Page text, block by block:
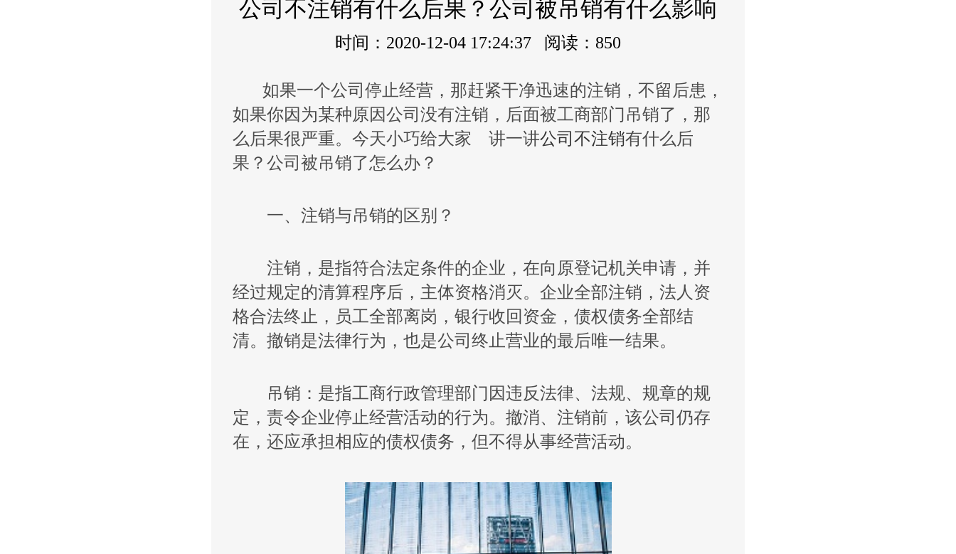
公司不注销有什么后果？公司被吊销有什么影响
时间：2020-12-04 17:24:37 阅读：850
如果一个公司停止经营，那赶紧干净迅速的注销，不留后患，
如果你因为某种原因公司没有注销，后面被工商部门吊销了，那
么后果很严重。今天小巧给大家 讲一讲公司不注销有什么后
果？公司被吊销了怎么办？
一、注销与吊销的区别？
注销，是指符合法定条件的企业，在向原登记机关申请，并
经过规定的清算程序后，主体资格消灭。企业全部注销，法人资
格合法终止，员工全部离岗，银行收回资金，债权债务全部结
清。撤销是法律行为，也是公司终止营业的最后唯一结果。
吊销：是指工商行政管理部门因违反法律、法规、规章的规
定，责令企业停止经营活动的行为。撤消、注销前，该公司仍存
在，还应承担相应的债权债务，但不得从事经营活动。